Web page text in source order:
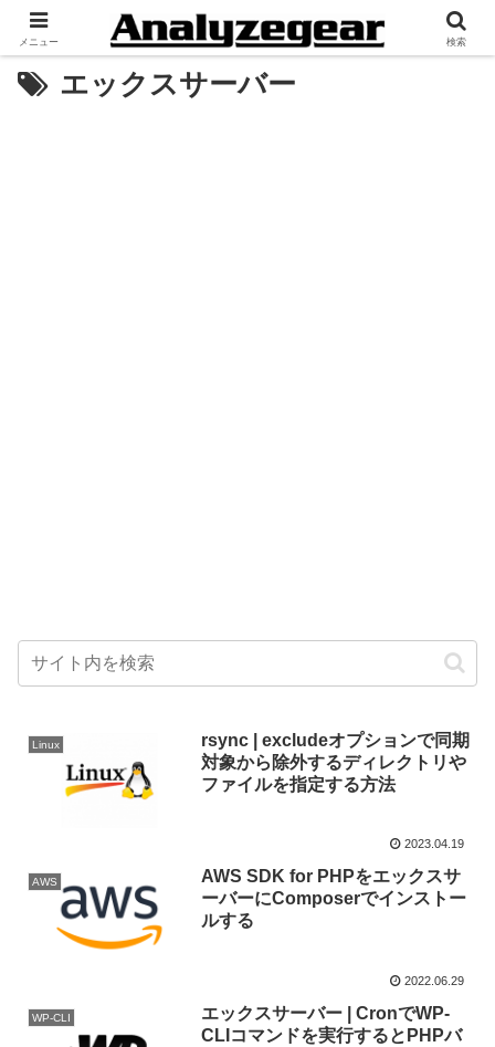
エックスサーバー
Linux
rsync | excludeオプションで同期
対象から除外するディレクトリや
ファイルを指定する方法
2023.04.19
AWS
AWS SDK for PHPをエックスサ
ーバーにComposerでインストー
ルする
2022.06.29
WP-CLI
エックスサーバー | CronでWP-
CLIコマンドを実行するとPHPバ
メニュー 検索